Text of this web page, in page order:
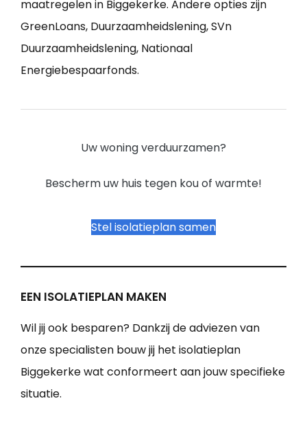
maatregelen in Biggekerke. Andere opties zijn
GreenLoans, Duurzaamheidslening, SVn
Duurzaamheidslening, Nationaal
Energiebespaarfonds.
Uw woning verduurzamen?
Bescherm uw huis tegen kou of warmte!
Stel isolatieplan samen
EEN ISOLATIEPLAN MAKEN
Wil jij ook besparen? Dankzij de adviezen van
onze specialisten bouw jij het isolatieplan
Biggekerke wat conformeert aan jouw specifieke
situatie.